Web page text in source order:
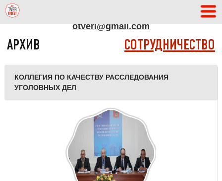
otveri@gmail.com
АРХИВ СОТРУДНИЧЕСТВО
КОЛЛЕГИЯ ПО КАЧЕСТВУ РАССЛЕДОВАНИЯ
УГОЛОВНЫХ ДЕЛ